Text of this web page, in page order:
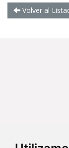
Volver al